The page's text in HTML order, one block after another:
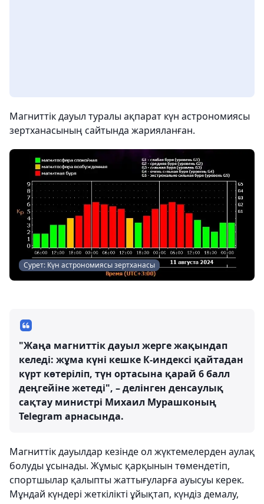
Магниттік дауыл туралы ақпарат күн астрономиясы
зертханасының сайтында жарияланған.
Сурет: Күн астрономиясы зертханасы
"Жаңа магниттік дауыл жерге жақындап
келеді: жұма күні кешке К-индексі қайтадан
күрт көтеріліп, түн ортасына қарай 6 балл
деңгейіне жетеді", – делінген денсаулық
сақтау министрі Михаил Мурашконың
Telegram арнасында.
Магниттік дауылдар кезінде ол жүктемелерден аулақ
болуды ұсынады. Жұмыс қарқынын төмендетіп,
спортшылар қалыпты жаттығуларға ауысуы керек.
Мұндай күндері жеткілікті ұйықтап, күндіз демалу,